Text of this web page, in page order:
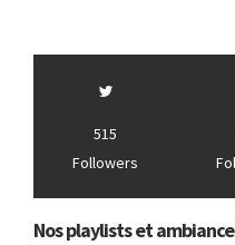
515
Followers
Nos playlists et